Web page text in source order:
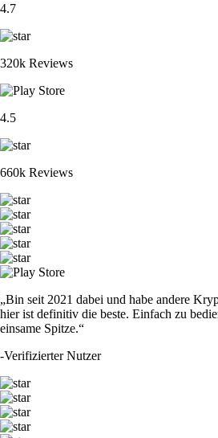
4.7
320k Reviews
4.5
660k Reviews
„Bin seit 2021 dabei und habe andere
hier ist definitiv die beste. Einfach zu
einsame Spitze.“
-Verifizierter Nutzer